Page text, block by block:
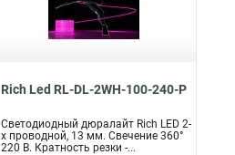
Rich Led RL-DL-2WH-100-240-P
Светодиодный дюралайт Rich LED 2-
х проводной, 13 мм. Свечение 360°
220 В. Кратность резки -...